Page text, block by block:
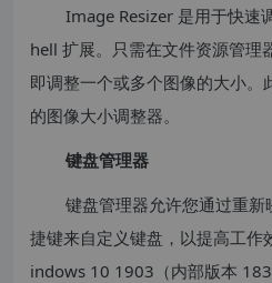
Image Resizer 是用于快速
hell 扩展。只需在文件资源管理
即调整一个或多个图像的大小
的图像大小调整器。
键盘管理器
键盘管理器允许您通过重
捷键来自定义键盘，以提高工作
indows 10 1903（内部版本